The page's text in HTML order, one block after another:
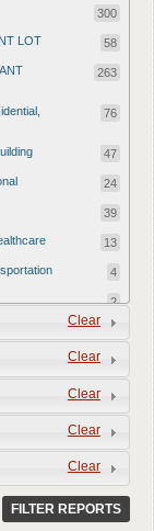
300
LOT 58
263
76
47
24
39
13
4
2
2
0
12
/
13
Clear
Clear
Clear
Clear
Clear
FILTER REPORTS